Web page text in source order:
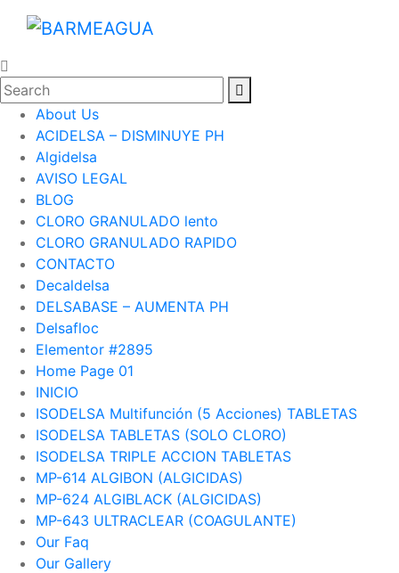
About Us
ACIDELSA – DISMINUYE PH
Algidelsa
AVISO LEGAL
BLOG
CLORO GRANULADO lento
CLORO GRANULADO RAPIDO
CONTACTO
Decaldelsa
DELSABASE – AUMENTA PH
Delsafloc
Elementor #2895
Home Page 01
INICIO
ISODELSA Multifunción (5 Acciones) TABLETAS
ISODELSA TABLETAS (SOLO CLORO)
ISODELSA TRIPLE ACCION TABLETAS
MP-614 ALGIBON (ALGICIDAS)
MP-624 ALGIBLACK (ALGICIDAS)
MP-643 ULTRACLEAR (COAGULANTE)
Our Faq
Our Gallery